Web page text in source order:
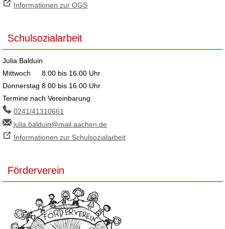
Informationen zur OGS
Schulsozialarbeit
Julia Balduin
Mittwoch
8.00 bis 16.00 Uhr
Donnerstag 8.00 bis 16.00 Uhr
Termine nach Vereinbarung
0241/41310661
julia.balduin@mail.aachen.de
Informationen zur Schulsozialarbeit
Förderverein